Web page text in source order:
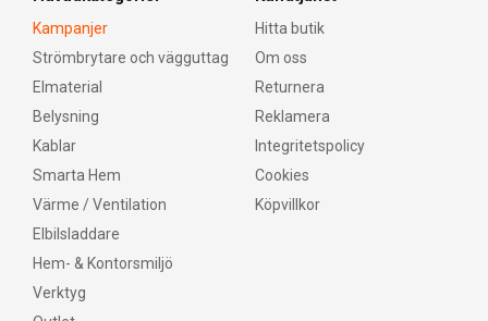
Kampanjer
Strömbrytare och vägguttag
Elmaterial
Belysning
Kablar
Smarta Hem
Värme / Ventilation
Elbilsladdare
Hem- & Kontorsmiljö
Verktyg
Hitta butik
Om oss
Returnera
Reklamera
Integritetspolicy
Cookies
Köpvillkor